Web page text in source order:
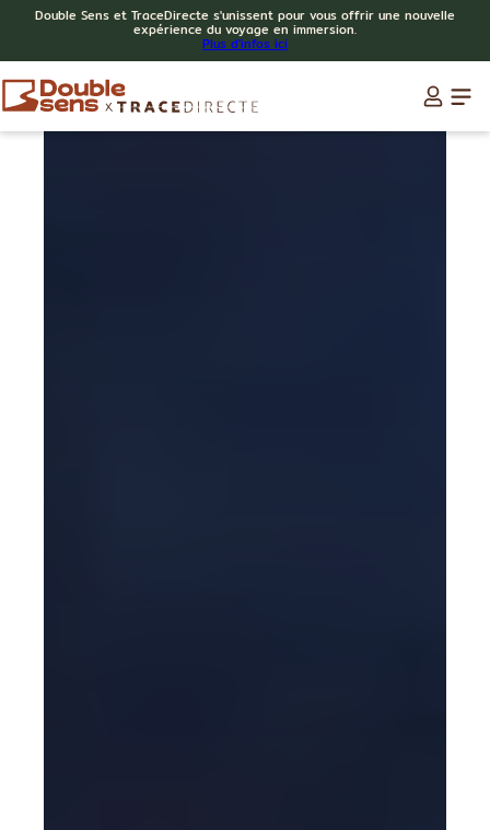
Double Sens et TraceDirecte s'unissent pour vous offrir une nouvelle
expérience du voyage en immersion.
Plus d'infos ici